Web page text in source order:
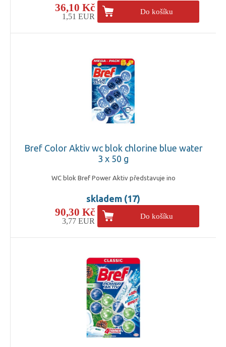
36,10 Kč
1,51 EUR
Do košíku
Bref Color Aktiv wc blok chlorine blue water
3 x 50 g
WC blok Bref Power Aktiv představuje ino
skladem (17)
90,30 Kč
3,77 EUR
Do košíku